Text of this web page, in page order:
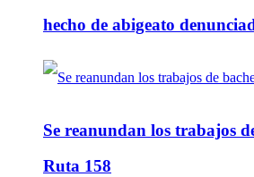
hecho de abigeato
Se reanundan los trabajos
Ruta 158